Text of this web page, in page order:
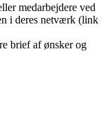
medarbejdere ved
i deres netværk (link
brief af ønsker og